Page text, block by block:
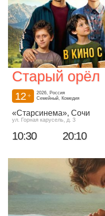
Старый орёл
12 +
2026, Россия
Семейный, Комедия
«Старсинема», Сочи
ул. Горная карусель, д. 3
10:30 20:10